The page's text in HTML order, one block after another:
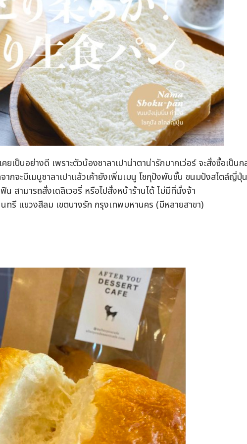
เป็นอย่างดี เพราะตัวน้องซาลาเปาน่าตาน่ารักมากเว่อร์ จะสั่งซื้อเป็น
กจะมีเมนูซาลาเปาแล้วเค้ายังเพิ่มเมนู โชกุปังพันชั้น ขนมปังสไตล์ญี่ปุ่
สามารถสั่งเดลิเวอรี่ หรือไปสั่งหน้าร้านได้ ไม่มีที่นั่งจ้า
รี แขวงสีลม เขตบางรัก กรุงเทพมหานคร (มีหลายสาขา)